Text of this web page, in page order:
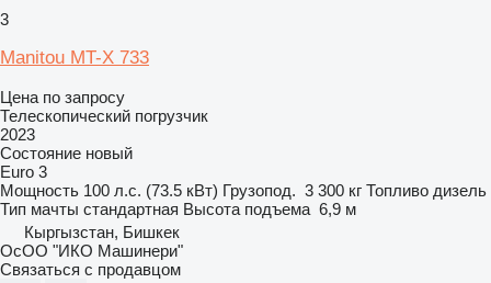
3
Manitou MT-X 733
Цена по запросу
Телескопический погрузчик
2023
Состояние новый
Euro 3
Мощность 100 л.с. (73.5 кВт) Грузопод. 3 300 кг Топливо дизель
Тип мачты стандартная Высота подъема 6,9 м
Кыргызстан, Бишкек
ОсОО "ИКО Машинери"
Связаться с продавцом